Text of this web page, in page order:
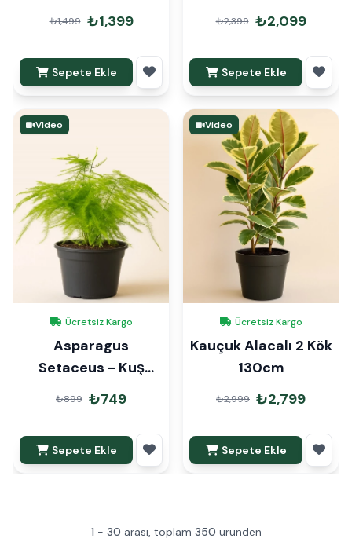
₺1,499 ₺1,399
Sepete Ekle
90cm Hediye Paketli
₺2,399 ₺2,099
Sepete Ekle
Video
Ücretsiz Kargo
Asparagus
Setaceus - Kuş
Konmaz
₺899 ₺749
Sepete Ekle
Video
Ücretsiz Kargo
Kauçuk Alacalı 2 Kök
130cm
₺2,999 ₺2,799
Sepete Ekle
1 - 30 arası, toplam 350 üründen